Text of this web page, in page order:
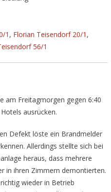
1 , Florian Teisendorf 20/1 ,
56/1
am Freitagmorgen gegen 6:40
ausrücken.
Defekt löste ein Brandmelder
Allerdings stellte sich bei
heraus, dass mehrere
in ihren Zimmern demontierten.
wieder in Betrieb